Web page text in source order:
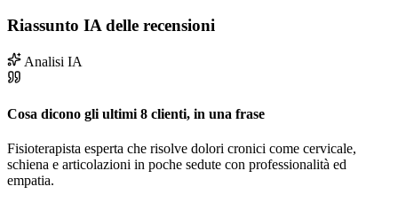
Riassunto IA delle recensioni
Analisi IA
Cosa dicono gli ultimi 8 clienti, in una frase
Fisioterapista esperta che risolve dolori cronici come cervicale,
schiena e articolazioni in poche sedute con professionalità ed
empatia.